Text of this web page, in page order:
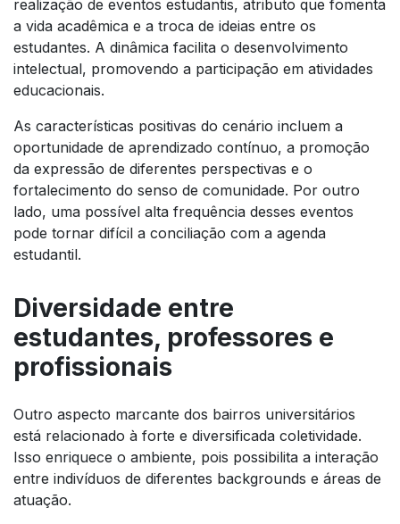
realização de eventos estudantis, atributo que fomenta
a vida acadêmica e a troca de ideias entre os
estudantes. A dinâmica facilita o desenvolvimento
intelectual, promovendo a participação em atividades
educacionais.
As características positivas do cenário incluem a
oportunidade de aprendizado contínuo, a promoção
da expressão de diferentes perspectivas e o
fortalecimento do senso de comunidade. Por outro
lado, uma possível alta frequência desses eventos
pode tornar difícil a conciliação com a agenda
estudantil.
Diversidade entre
estudantes, professores e
profissionais
Outro aspecto marcante dos bairros universitários
está relacionado à forte e diversificada coletividade.
Isso enriquece o ambiente, pois possibilita a interação
entre indivíduos de diferentes backgrounds e áreas de
atuação.